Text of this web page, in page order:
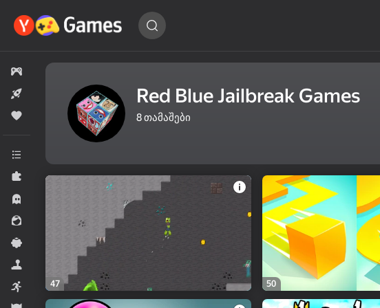
მოძებნეთ
თამაში…
ყველა თამაში
პოპულარული
პაზლები
გოგონებისთვის
არკადა
Red Blue Jailbreak Games
8თამაშები
47 50